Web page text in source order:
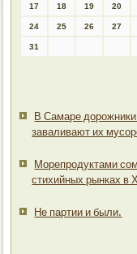
17 18 19 20
24 25 26 27
31
В Самаре
заваливают их
Морепродуктами
стихийных рынках в
Не партии и были.